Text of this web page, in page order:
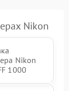
Nikon
Nikon
1000